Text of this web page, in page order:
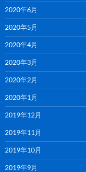
2020年6月
2020年5月
2020年4月
2020年3月
2020年2月
2020年1月
2019年12月
2019年11月
2019年10月
2019年9月